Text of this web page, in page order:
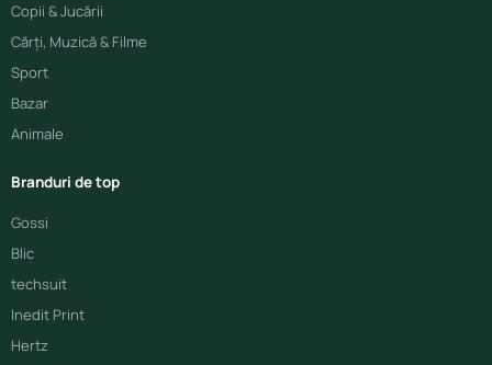
Copii & Jucării
Cărți, Muzică & Filme
Sport
Bazar
Animale
Branduri de top
Gossi
Blic
techsuit
Inedit Print
Hertz